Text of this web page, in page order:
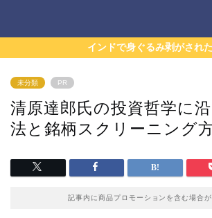
インドで身ぐるみ剥がされ
未分類 PR
清原達郎氏の投資哲学に
法と銘柄スクリーニング
記事内に商品プロモーションを含む場合